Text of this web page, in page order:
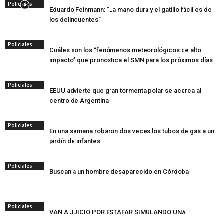
Policiales
Eduardo Feinmann: “La mano dura y el gatillo fácil es de
los delincuentes”
Policiales
Cuáles son los “fenómenos meteorológicos de alto
impacto” que pronostica el SMN para los próximos días
Policiales
EEUU advierte que gran tormenta polar se acerca al
centro de Argentina
Policiales
En una semana robaron dos veces los tubos de gas a un
jardín de infantes
Policiales
Buscan a un hombre desaparecido en Córdoba
Policiales
VAN A JUICIO POR ESTAFAR SIMULANDO UNA